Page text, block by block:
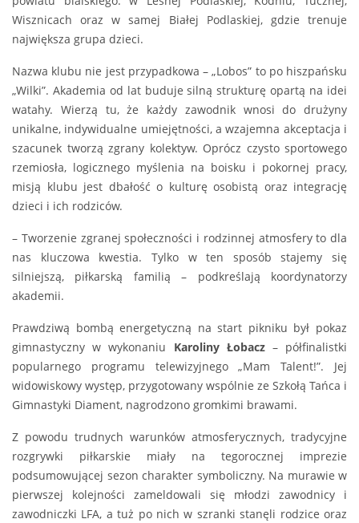
Wisznicach oraz w samej Białej Podlaskiej, gdzie trenuje
największa grupa dzieci.
Nazwa klubu nie jest przypadkowa – „Lobos” to po hiszpańsku
„Wilki”. Akademia od lat buduje silną strukturę opartą na idei
watahy. Wierzą tu, że każdy zawodnik wnosi do drużyny
unikalne, indywidualne umiejętności, a wzajemna akceptacja i
szacunek tworzą zgrany kolektyw. Oprócz czysto sportowego
rzemiosła, logicznego myślenia na boisku i pokornej pracy,
misją klubu jest dbałość o kulturę osobistą oraz integrację
dzieci i ich rodziców.
– Tworzenie zgranej społeczności i rodzinnej atmosfery to dla
nas kluczowa kwestia. Tylko w ten sposób stajemy się
silniejszą, piłkarską familią – podkreślają koordynatorzy
akademii.
Prawdziwą bombą energetyczną na start pikniku był pokaz
gimnastyczny w wykonaniu Karoliny Łobacz– półfinalistki
popularnego programu telewizyjnego „Mam Talent!”. Jej
widowiskowy występ, przygotowany wspólnie ze Szkołą Tańca i
Gimnastyki Diament, nagrodzono gromkimi brawami.
Z powodu trudnych warunków atmosferycznych, tradycyjne
rozgrywki piłkarskie miały na tegorocznej imprezie
podsumowującej sezon charakter symboliczny. Na murawie w
pierwszej kolejności zameldowali się młodzi zawodnicy i
zawodniczki LFA, a tuż po nich w szranki stanęli rodzice oraz